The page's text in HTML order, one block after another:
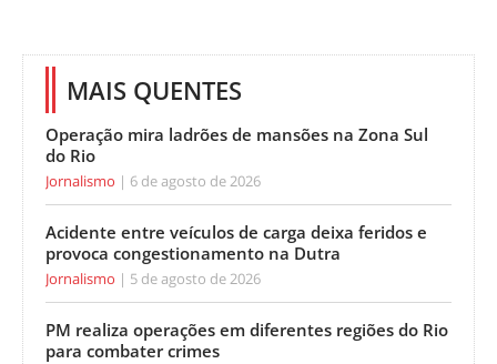
MAIS QUENTES
Operação mira ladrões de mansões na Zona Sul
do Rio
Jornalismo 6 de agosto de 2026
Acidente entre veículos de carga deixa feridos e
provoca congestionamento na Dutra
Jornalismo 5 de agosto de 2026
PM realiza operações em diferentes regiões do Rio
para combater crimes